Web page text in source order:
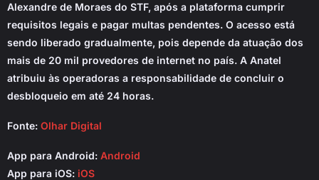
Alexandre de Moraes do STF, após a plataforma cumprir
requisitos legais e pagar multas pendentes. O acesso está
sendo liberado gradualmente, pois depende da atuação dos
mais de 20 mil provedores de internet no país. A Anatel
atribuiu às operadoras a responsabilidade de concluir o
desbloqueio em até 24 horas.
Fonte: Olhar Digital
App para Android: Android
App para iOS: iOS